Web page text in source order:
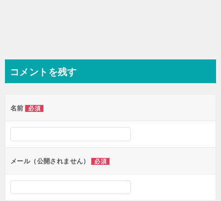
コメントを残す
名前 必須
メール（公開されません） 必須